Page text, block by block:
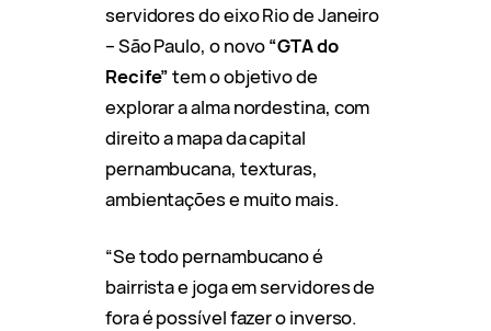
servidores do eixo Rio de Janeiro
– São Paulo, o novo“GTA do
Recife”tem o objetivo de
explorar a alma nordestina, com
direito a mapa da capital
pernambucana, texturas,
ambientações e muito mais.
“Se todo pernambucano é
bairrista e joga em servidores de
fora é possível fazer o inverso.